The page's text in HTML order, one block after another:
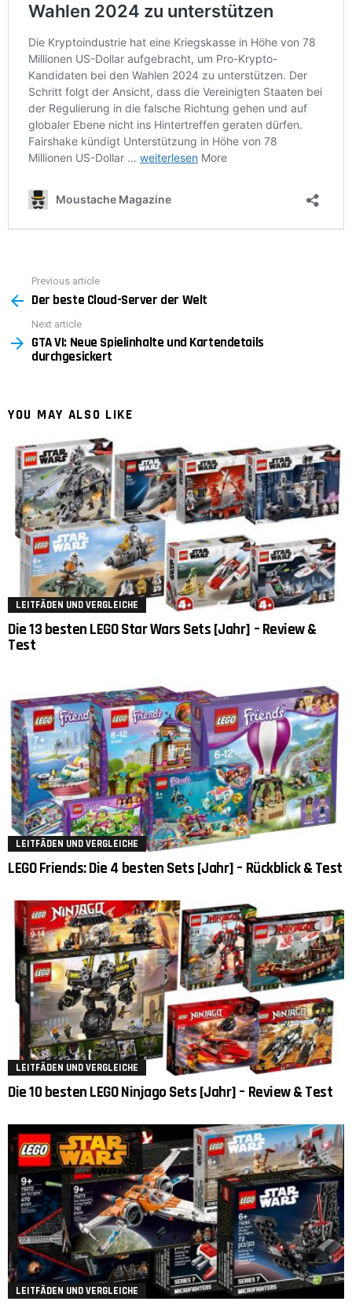
more
Previous article
Der beste Cloud-Server der Welt
Next article
GTA VI: Neue Spielinhalte und Kartendetails
durchgesickert
YOU MAY ALSO LIKE
LEITFÄDEN UND VERGLEICHE
Die 13 besten LEGO Star Wars Sets [Jahr] – Review &
Test
LEITFÄDEN UND VERGLEICHE
LEGO Friends: Die 4 besten Sets [Jahr] – Rückblick & Test
LEITFÄDEN UND VERGLEICHE
Die 10 besten LEGO Ninjago Sets [Jahr] – Review & Test
LEITFÄDEN UND VERGLEICHE